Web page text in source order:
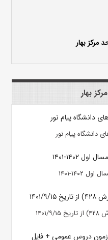
مرکز بهار
بهار
دانشگاه پیام نور
۱۴۰۱
۱۵